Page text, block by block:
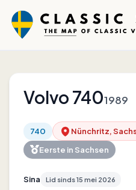
Volvo 7401989
740
Nünchritz,
Eerste in Sachsen
Sina Lid sinds15 mei 2026